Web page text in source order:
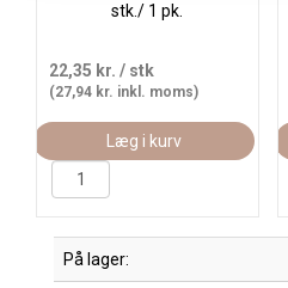
stk./ 1 pk.
22,35 kr. / stk
(27,94 kr. inkl. moms)
Læg i kurv
På lager: